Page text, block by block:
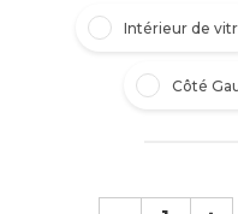
Intérieur de
Côté